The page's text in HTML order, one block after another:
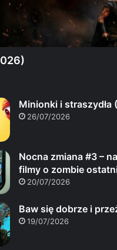
Minionki i straszydła
26/07/2026
Nocna zmiana #3 –
filmy o zombie
20/07/2026
Baw się dobrze i
19/07/2026